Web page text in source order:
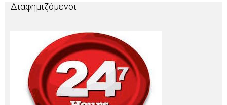
Διαφημιζόμενοι